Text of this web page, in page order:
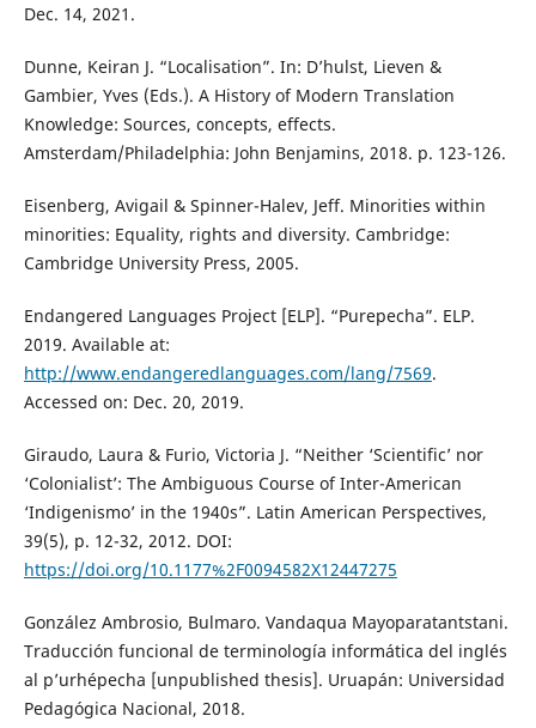
Dec. 14, 2021.
Dunne, Keiran J. “Localisation”. In: D’hulst, Lieven &
Gambier, Yves (Eds.). A History of Modern Translation
Knowledge: Sources, concepts, effects.
Amsterdam/Philadelphia: John Benjamins, 2018. p. 123-126.
Eisenberg, Avigail & Spinner-Halev, Jeff. Minorities within
minorities: Equality, rights and diversity. Cambridge:
Cambridge University Press, 2005.
Endangered Languages Project [ELP]. “Purepecha”. ELP.
2019. Available at:
http://www.endangeredlanguages.com/lang/7569.
Accessed on: Dec. 20, 2019.
Giraudo, Laura & Furio, Victoria J. “Neither ‘Scientific’ nor
‘Colonialist’: The Ambiguous Course of Inter-American
‘Indigenismo’ in the 1940s”. Latin American Perspectives,
39(5), p. 12-32, 2012. DOI:
https://doi.org/10.1177%2F0094582X12447275
González Ambrosio, Bulmaro. Vandaqua Mayoparatantstani.
Traducción funcional de terminología informática del inglés
al p’urhépecha [unpublished thesis]. Uruapán: Universidad
Pedagógica Nacional, 2018.